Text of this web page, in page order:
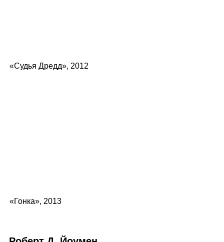
«Судья Дредд», 2012
«Гонка», 2013